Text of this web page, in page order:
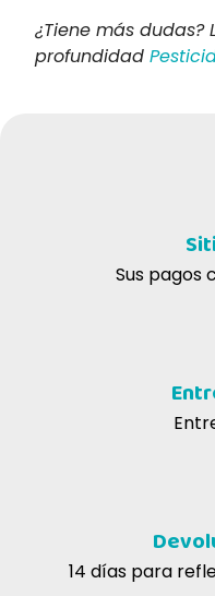
¿Tiene más dudas?
profundidad
Sus pagos
14 días para